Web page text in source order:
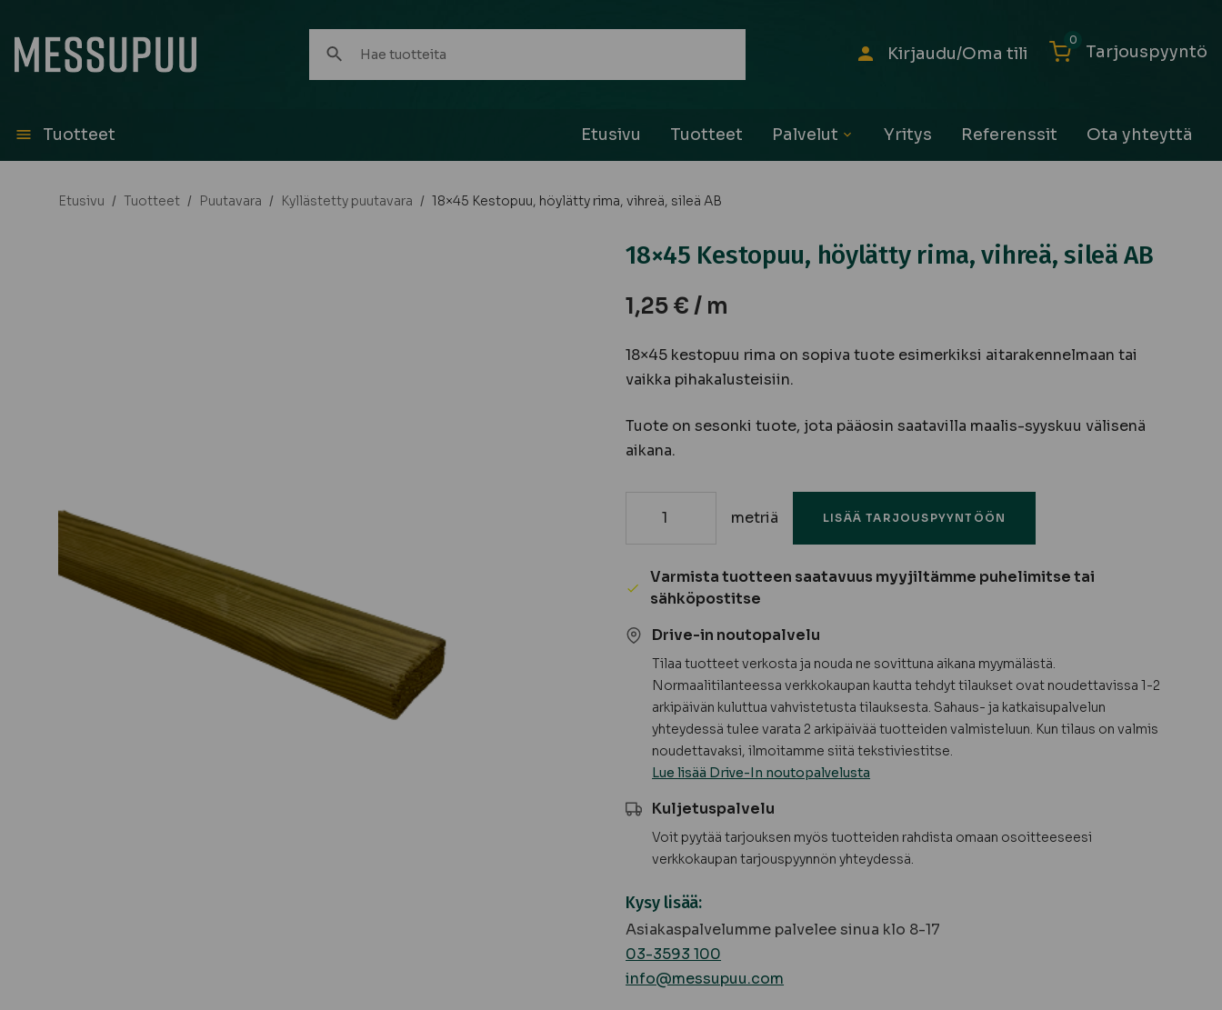
tuotteita:
Kirjaudu/Oma tili Tarjouspyyntö
0
Tuotteet Etusivu Tuotteet Palvelut Yritys Referenssit Ota yhteyttä
Etusivu / Tuotteet / Puutavara / Kyllästetty puutavara / 18×45 Kestopuu, höylätty rima, vihreä, sileä AB
18×45 Kestopuu, höylätty rima, vihreä, sileä AB
1,25 € / m
18×45 kestopuu rima on sopiva tuote esimerkiksi aitarakennelmaan tai
vaikka pihakalusteisiin.
Tuote on sesonki tuote, jota pääosin saatavilla maalis-syyskuu välisenä
aikana.
18x45
höylätty
rima,
sileä
määrä
metriä LISÄÄ TARJOUSPYYNTÖÖN
Varmista tuotteen saatavuus myyjiltämme puhelimitse tai
sähköpostitse
Drive-in noutopalvelu
Tilaa tuotteet verkosta ja nouda ne sovittuna aikana myymälästä.
Normaalitilanteessa verkkokaupan kautta tehdyt tilaukset ovat noudettavissa 1-2
arkipäivän kuluttua vahvistetusta tilauksesta. Sahaus- ja katkaisupalvelun
yhteydessä tulee varata 2 arkipäivää tuotteiden valmisteluun. Kun tilaus on valmis
noudettavaksi, ilmoitamme siitä tekstiviestitse.
Lue lisää Drive-In noutopalvelusta
Kuljetuspalvelu
Voit pyytää tarjouksen myös tuotteiden rahdista omaan osoitteeseesi
verkkokaupan tarjouspyynnön yhteydessä.
Kysy lisää:
Asiakaspalvelumme palvelee sinua klo 8-17
03-3593 100
info@messupuu.com